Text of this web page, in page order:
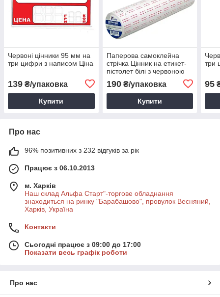
Червоні цінники 95 мм на
три цифри з написом Ціна
139 ₴/упаковка
Купити
Паперова самоклейна
стрічка Цінник на етикет-
пістолет білі з червоною
190₴/упаковка
Купити
три
95
Про нас
96% позитивних з 232 відгуків за рік
Працює з 06.10.2013
м. Харків
Наш склад Альфа Старт"-торгове обладнання
знаходиться на ринку "Барабашово", провулок Весняний,
Харків, Україна
Контакти
Сьогодні працює з 09:00 до 17:00
Показати весь графік роботи
Про нас